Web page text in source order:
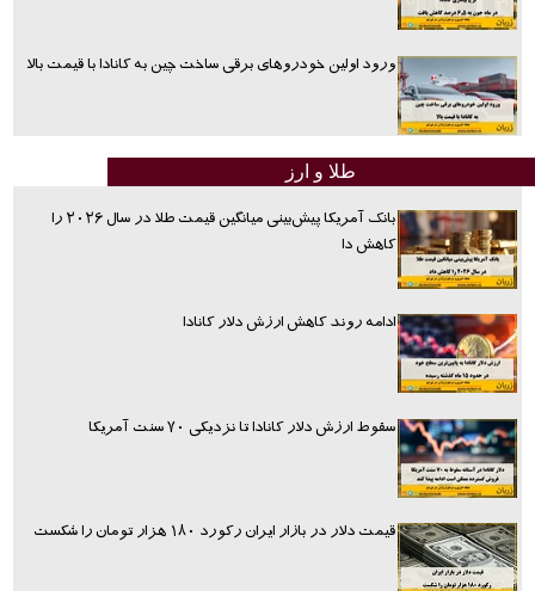
ورود اولین خودروهای برقی ساخت چین به کانادا با قیمت بالا
طلا و ارز
بانک آمریکا پیش‌بینی میانگین قیمت طلا در سال ۲۰۲۶ را
کاهش دا
ادامه روند کاهش ارزش دلار کانادا
سقوط ارزش دلار کانادا تا نزدیکی ۷۰ سنت آمریکا
قیمت دلار در بازار ایران رکورد ۱۸۰ هزار تومان را شکست